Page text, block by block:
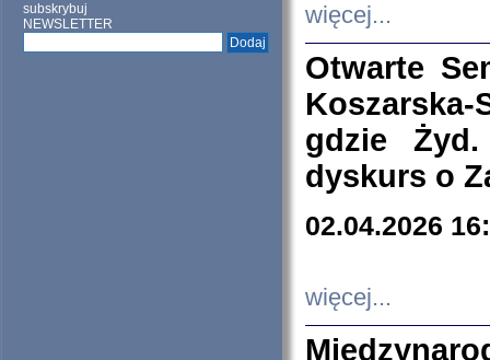
subskrybuj
NEWSLETTER
więcej...
Otwarte
Koszarska-
gdzie
dyskurs o
02.04.2026
więcej...